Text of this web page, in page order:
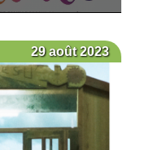
29 août 2023